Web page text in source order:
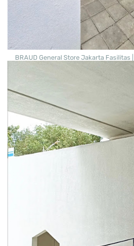
BRAUD General Store Jakarta Fasilitas |